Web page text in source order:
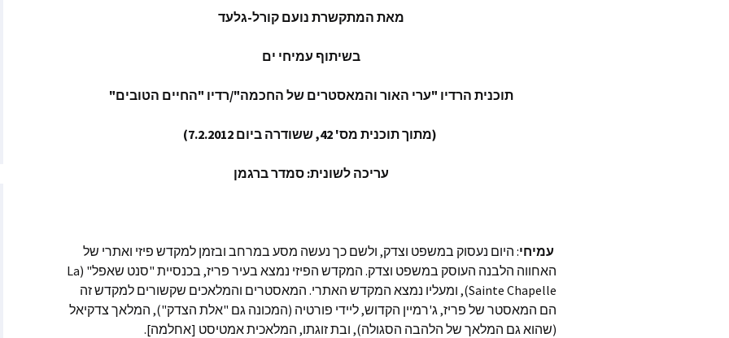
ג׳ף פוסטר
אלכס מיילס מאתר
ליה דיאן – נפש אוטיסטית
Mutual Reception
אלת׳יאה לונה ומטאו סול
מאתר Lonerwolf
טאנאז מאתר Forever
Conscious
מאת המתקשרת נועם קורל-גלעד
בשיתוף עמיחי ים
תוכנית הרדיו "ערי האור והמאסטרים של החכמה"/רדיו "החיים הטובים"
(מתוך תוכנית מס' 42, ששודרה ביום 7.2.2012)
עריכה לשונית: סמדר ברגמן
עמיחי: היום נעסוק במשפט וצדק, ולשם כך נעשה מסע במרחב ובזמן למקדש פיזי ואתרי של
האחווה הלבנה העוסק במשפט וצדק. המקדש הפיזי נמצא בעיר פריז, בכנסיית "סנט שאפל" (La
Sainte Chapelle), ומעליו נמצא המקדש האתרי. המאסטרים והמלאכים שקשורים למקדש זה
הם המאסטר של פריז, ג'רמיין הקדוש, ליידי פורטיה (המכונה גם "אלת הצדק"), המלאך צדקיאל
(שהוא גם המלאך של הלהבה הסגולה), ובת זוגתו, המלאכית אמטיסט [אחלמה].